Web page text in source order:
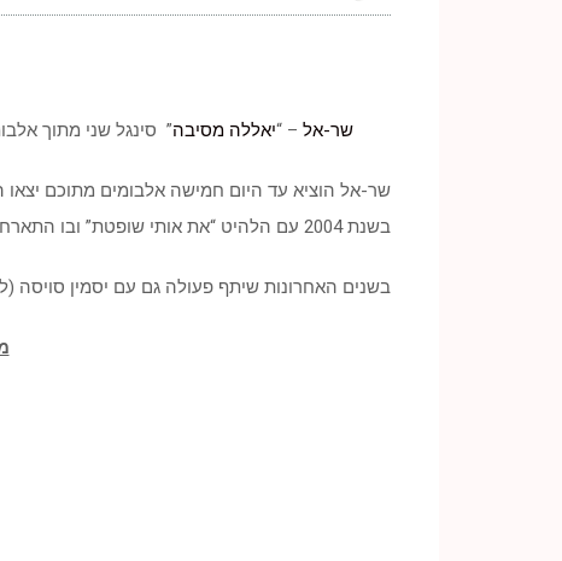
שר-אל – “יאללה מסיבה” סינגל שני מתוך
שר-אל הוציא עד היום חמישה אלבומים מתוכם יצאו
בשנת 2004 עם הלהיט “את אותי שופטת” ובו התארח בדואט משותף עם הצל שותפו של סאבלימינל שצלח מאד במדיה ובמועדונים.
בשנים האחרונות שיתף פעולה גם עם יסמין סויסה